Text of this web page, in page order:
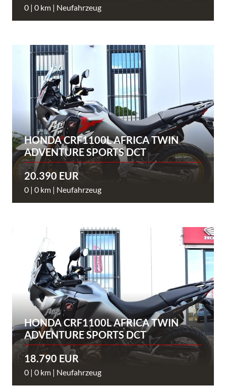
0 | 0 km | Neufahrzeug
HONDA CRF1100L AFRICA TWIN
ADVENTURE SPORTS DCT
20.390 EUR
0 | 0 km | Neufahrzeug
HONDA CRF1100L AFRICA TWIN
ADVENTURE SPORTS DCT
18.790 EUR
0 | 0 km | Neufahrzeug